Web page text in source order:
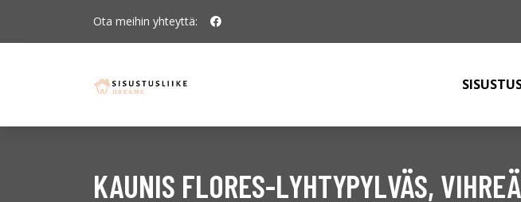
Ota meihin yhteyttä:
KAUNIS FLORES-LYHTYPYLVÄS, VIHREÄ